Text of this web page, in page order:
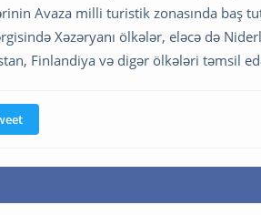
Avaza milli turistik zonasında baş
Xəzəryanı ölkələr, eləcə də
Finlandiya və digər ölkələri təmsil